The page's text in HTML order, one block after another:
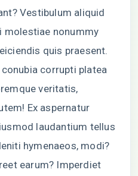
Vestibulum aliquid
molestiae nonummy
quis praesent.
corrupti platea
veritatis,
Ex aspernatur
laudantium tellus
hymenaeos, modi?
earum? Imperdiet